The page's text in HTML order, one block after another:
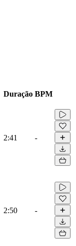
Duração BPM
2:41 -
2:50 -